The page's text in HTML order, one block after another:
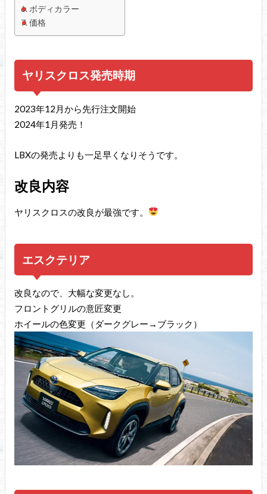
ボディカラー
価格
ヤリスクロス発売時期
2023年12月から先行注文開始
2024年1月発売！
LBXの発売よりも一足早くなりそうです。
改良内容
ヤリスクロスの改良が最強です。
エスクテリア
改良なので、大幅な変更なし。
フロントグリルの意匠変更
ホイールの色変更（ダークグレー→ブラック）